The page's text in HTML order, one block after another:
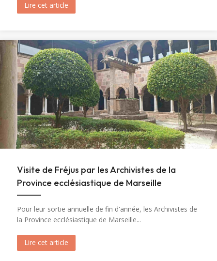
Lire cet article
Visite de Fréjus par les Archivistes de la
Province ecclésiastique de Marseille
Pour leur sortie annuelle de fin d'année, les Archivistes de
la Province ecclésiastique de Marseille...
Lire cet article